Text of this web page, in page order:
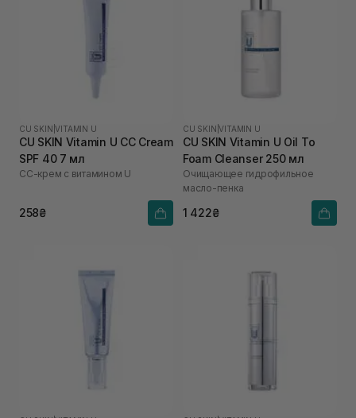
CU SKIN |VITAMIN U
CU SKIN Vitamin U CC Cream
SPF 40 7 мл
СС-крем с витамином U
258₴
CU SKIN |VITAMIN U
CU SKIN Vitamin U Oil To
Foam Cleanser 250 мл
Очищающее гидрофильное
масло-пенка
1 422₴